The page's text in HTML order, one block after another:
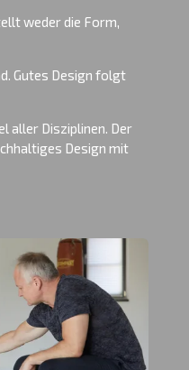
weder die Form,
Gutes Design folgt
aller Disziplinen. Der
Design mit